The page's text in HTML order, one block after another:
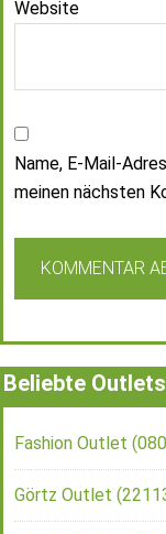
Website
Name, E-Mail-
meinen nächsten
Beliebte Outlets
Fashion Outlet
Görtz Outlet